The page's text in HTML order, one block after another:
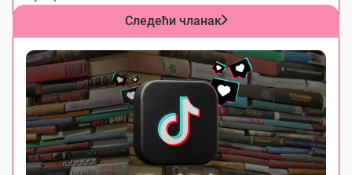
Следећи чланак